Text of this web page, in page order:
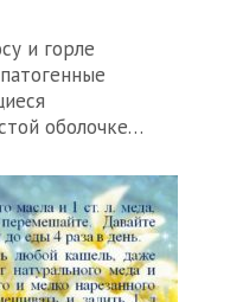
и горле
оболочке…